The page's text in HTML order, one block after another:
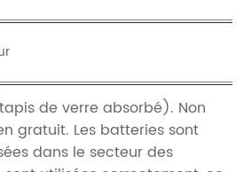
de verre absorbé). Non
gratuit. Les batteries sont
dans le secteur des